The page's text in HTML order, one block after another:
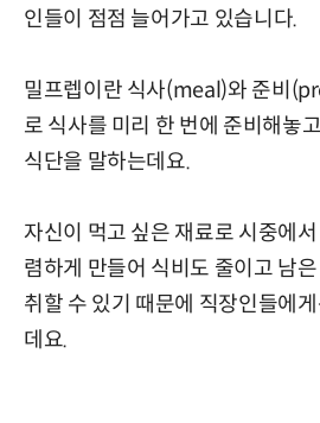
인들이 점점 늘어가고 있습니다.
밀프렙이란 식사(meal)와 준비
로 식사를 미리 한 번에 준비해놓
식단을 말하는데요.
자신이 먹고 싶은 재료로 시중에
렴하게 만들어 식비도 줄이고 남
취할 수 있기 때문에 직장인들에
데요.